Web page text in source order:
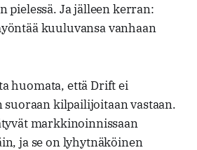
pielessä. Ja jälleen kerran:
kuuluvansa vanhaan
huomata, että Drift ei
kilpailijoitaan vastaan.
markkinoinnissaan
ja se on lyhytnäköinen